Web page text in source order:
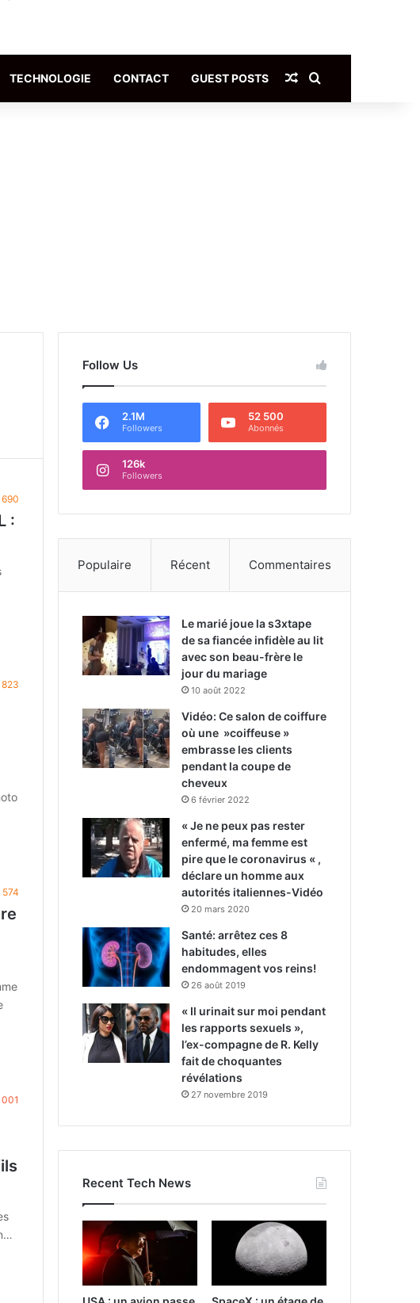
TECHNOLOGIE CONTACT GUEST POSTS Article Aléatoire
690
:
823
574
001
Follow Us
2.1M
Followers
52 500
Abonnés
126k
Followers
Populaire Récent Commentaires
Le marié joue la s3xtape
de sa fiancée infidèle au lit
avec son beau-frère le
jour du mariage
10 août 2022
Vidéo: Ce salon de coiffure
où une »coiffeuse »
embrasse les clients
pendant la coupe de
cheveux
6 février 2022
« Je ne peux pas rester
enfermé, ma femme est
pire que le coronavirus « ,
déclare un homme aux
autorités italiennes-Vidéo
20 mars 2020
Santé: arrêtez ces 8
habitudes, elles
endommagent vos reins!
26 août 2019
« Il urinait sur moi pendant
les rapports sexuels »,
l’ex-compagne de R. Kelly
fait de choquantes
révélations
27 novembre 2019
Recent Tech News